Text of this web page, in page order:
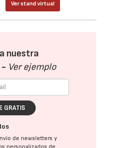
Ver stand virtual
nuestra
- Ver ejemplo
GRATIS
de newsletters y